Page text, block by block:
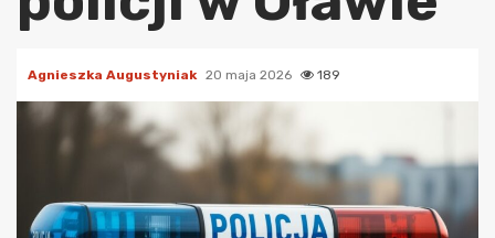
Agnieszka Augustyniak 20 maja 2026 189